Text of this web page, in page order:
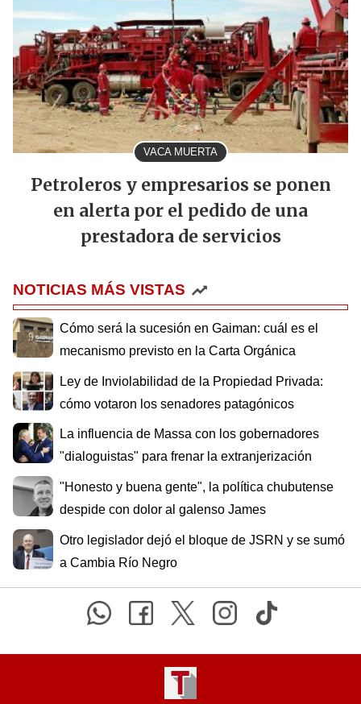
VACA MUERTA
Petroleros y empresarios se ponen
en alerta por el pedido de una
prestadora de servicios
NOTICIAS MÁS VISTAS
Cómo será la sucesión en Gaiman: cuál es el
mecanismo previsto en la Carta Orgánica
Ley de Inviolabilidad de la Propiedad Privada:
cómo votaron los senadores patagónicos
La influencia de Massa con los gobernadores
"dialoguistas" para frenar la extranjerización
"Honesto y buena gente", la política chubutense
despide con dolor al galenso James
Otro legislador dejó el bloque de JSRN y se sumó
a Cambia Río Negro